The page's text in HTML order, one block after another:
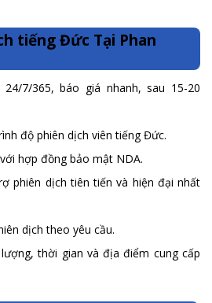
tiếng Đức Tại Phan
7/365, báo giá nhanh, sau 15-20
độ phiên dịch viên tiếng Đức.
hợp đồng bảo mật NDA.
phiên dịch tiên tiến và hiện đại nhất
dịch theo yêu cầu.
thời gian và địa điểm cung cấp